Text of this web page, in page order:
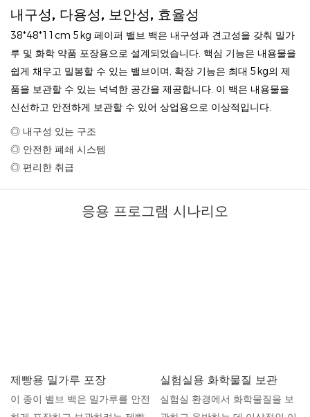
내구성, 다용성, 보안성, 효율성
38*48*11cm 5kg 페이퍼 밸브 백은 내구성과 견고성을 갖춰 밀가
루 및 화학 약품 포장용으로 설계되었습니다. 핵심 기능은 내용물을
쉽게 채우고 밀봉할 수 있는 밸브이며, 확장 기능은 최대 5kg의 제
품을 보관할 수 있는 넉넉한 공간을 제공합니다. 이 백은 내용물을
신선하고 안전하게 보관할 수 있어 상업용으로 이상적입니다.
◎ 내구성 있는 구조
◎ 안전한 폐쇄 시스템
◎ 편리한 취급
응용 프로그램 시나리오
제빵용 밀가루 포장
이 종이 밸브 백은 밀가루를 안전
실험실용 화학물질 보관
실험실 환경에서 화학물질을 보